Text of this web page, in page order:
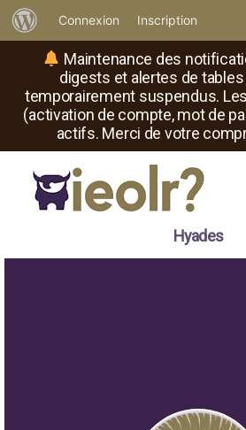
Maintenance des
digests et alertes de
temporairement suspendus.
(activation de compte, mot de
actifs. Merci de votre
propos
de
WordPress
Connexion Inscription
où
Hyades